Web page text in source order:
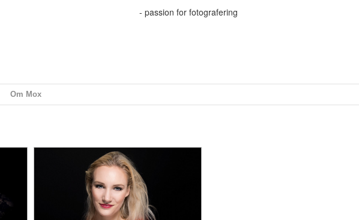
- passion for fotografering
Om Mox